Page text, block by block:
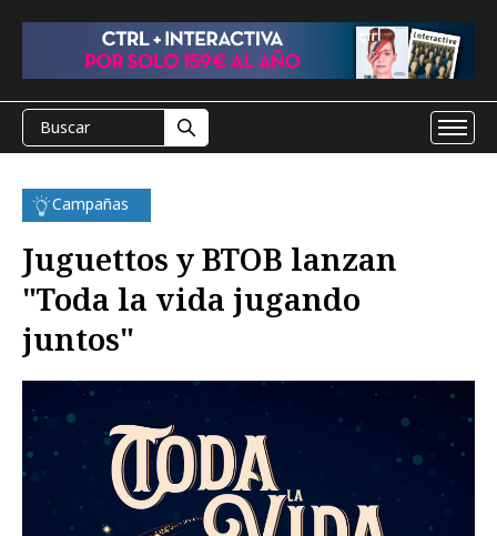
Campañas
Juguettos y BTOB lanzan
"Toda la vida jugando
juntos"